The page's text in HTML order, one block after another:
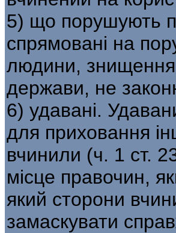
5) що порушують
спрямовані на
людини, знищення
держави, не
6) удавані.
для приховання
вчинили (ч. 1 ст.
місце правочин,
який сторони
замаскувати